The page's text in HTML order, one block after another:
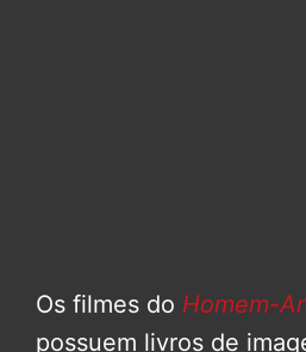
Os filmes do Homem-
possuem livros de